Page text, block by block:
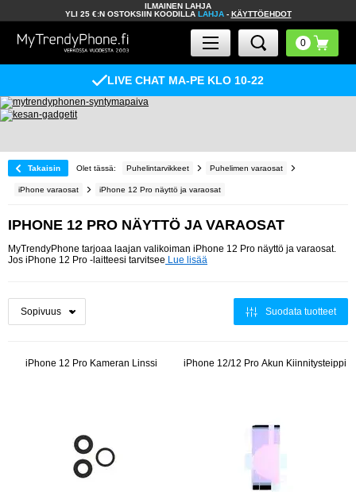
ILMAINEN LAHJA
YLI 25 €:N OSTOKSIIN KOODILLA LAHJA- KÄYTTÖEHDOT
LIVE CHAT MA-PE KLO 10-22
Takaisin Olet tässä: Puhelintarvikkeet Puhelimen varaosat
iPhone varaosat iPhone 12 Pro näyttö ja varaosat
IPHONE 12 PRO NÄYTTÖ JA VARAOSAT
MyTrendyPhone tarjoaa laajan valikoiman iPhone 12 Pro näyttö ja varaosat.
Jos iPhone 12 Pro -laitteesi tarvitsee Lue lisää
Suodata tuotteet
iPhone 12 Pro Kameran Linssi iPhone 12/12 Pro Akun Kiinnitysteippi